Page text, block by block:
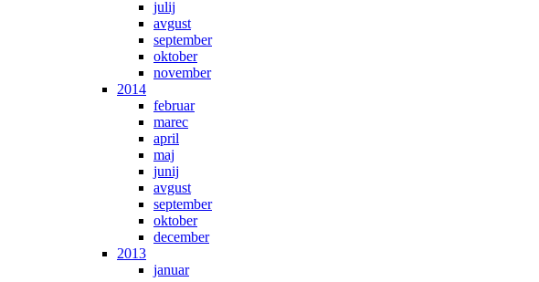
julij
avgust
september
oktober
november
2014
februar
marec
april
maj
junij
avgust
september
oktober
december
2013
januar